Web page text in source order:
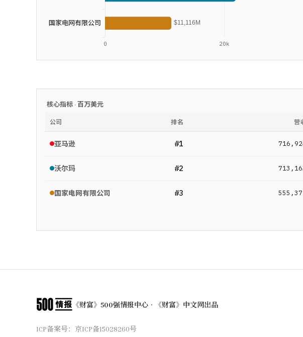
核心指标 ·百万美元
公司 排名 营
亚马逊 #1
沃尔玛 #2
国家电网有限公司 #3
《财富》500强情报中心 · 《财富》中文网出品
ICP备案号： 京ICP备15028260号